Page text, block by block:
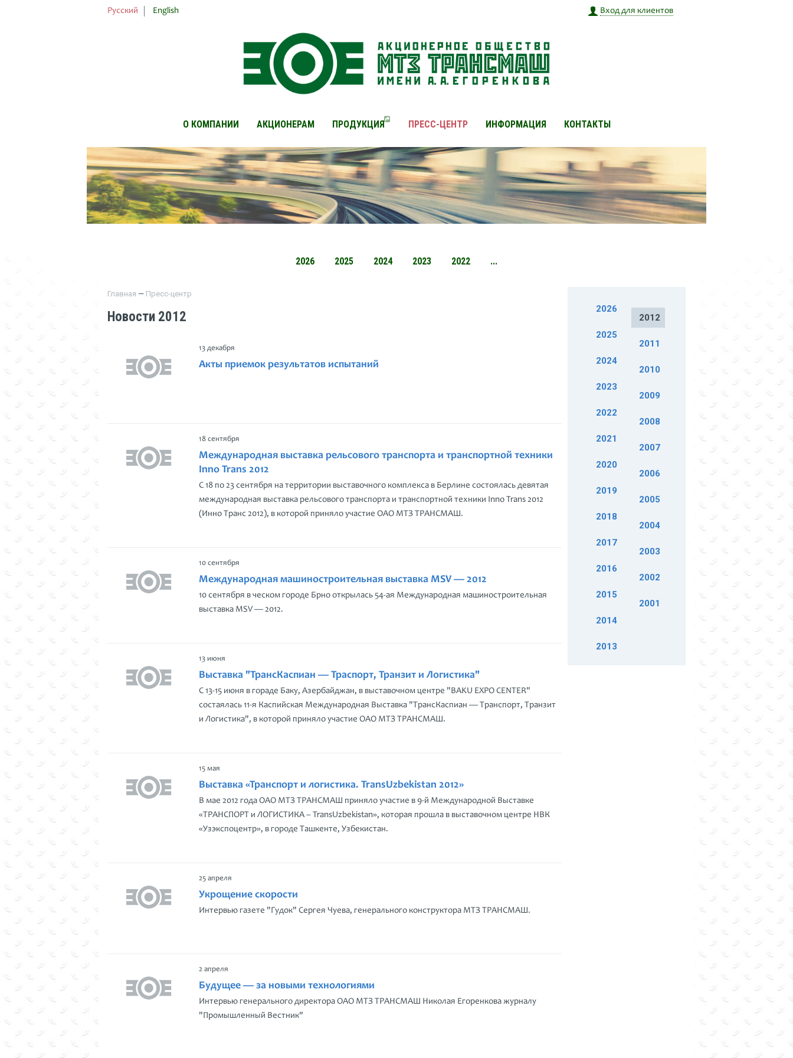
Русский English Вход для клиентов
О КОМПАНИИ АКЦИОНЕРАМ ПРОДУКЦИЯ ПРЕСС-ЦЕНТР ИНФОРМАЦИЯ КОНТАКТЫ
2026 2025 2024 2023 2022 ...
2026
2025
2024
2023
2022
2021
2020
2019
2018
2017
2016
2015
2014
2013
2012
2011
2010
2009
2008
2007
2006
2005
2004
2003
2002
2001
Главная — Пресс-центр
Новости 2012
13 декабря
Акты приемок результатов испытаний
18 сентября
Международная выставка рельсового транспорта и транспортной техники
Inno Trans 2012
С 18 по 23 сентября на территории выставочного комплекса в Берлине состоялась девятая
международная выставка рельсового транспорта и транспортной техники Inno Trans 2012
(Инно Транс 2012), в которой приняло участие ОАО МТЗ ТРАНСМАШ.
10 сентября
Международная машиностроительная выставка MSV — 2012
10 сентября в ческом городе Брно открылась 54-ая Международная машиностроительная
выставка MSV — 2012.
13 июня
Выставка "ТрансКаспиан — Траспорт, Транзит и Логистика"
С 13-15 июня в гораде Баку, Азербайджан, в выставочном центре "BAKU EXPO CENTER"
состаялась 11-я Каспийская Международная Выставка "ТрансКаспиан — Транспорт, Транзит
и Логистика", в которой приняло участие ОАО МТЗ ТРАНСМАШ.
15 мая
Выставка «Транспорт и логистика. TransUzbekistan 2012»
В мае 2012 года ОАО МТЗ ТРАНСМАШ приняло участие в 9-й Международной Выставке
«ТРАНСПОРТ и ЛОГИСТИКА – TransUzbekistan», которая прошла в выставочном центре НВК
«Узэкспоцентр», в городе Ташкенте, Узбекистан.
25 апреля
Укрощение скорости
Интервью газете "Гудок" Сергея Чуева, генерального конструктора МТЗ ТРАНСМАШ.
2 апреля
Будущее — за новыми технологиями
Интервью генерального директора ОАО МТЗ ТРАНСМАШ Николая Егоренкова журналу
"Промышленный Вестник"